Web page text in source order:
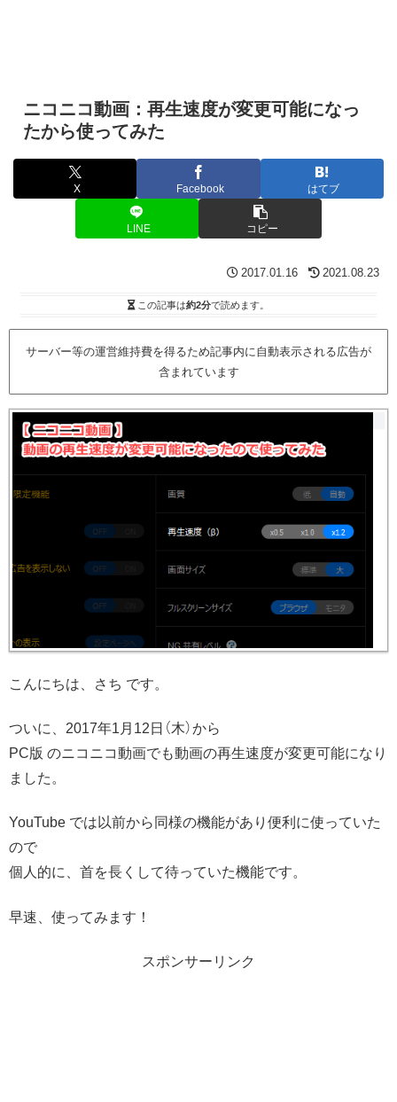
ニコニコ動画：再生速度が変更可能になっ
たから使ってみた
X Facebook はてブ
LINE コピー
2017.01.16 2021.08.23
この記事は約2分で読めます。
サーバー等の運営維持費を得るため記事内に自動表示される広告が
含まれています
こんにちは、さち です。
ついに、2017年1月12日（木）から
PC版 のニコニコ動画でも動画の再生速度が変更可能になり
ました。
YouTube では以前から同様の機能があり便利に使っていた
ので
個人的に、首を長くして待っていた機能です。
早速、使ってみます！
スポンサーリンク